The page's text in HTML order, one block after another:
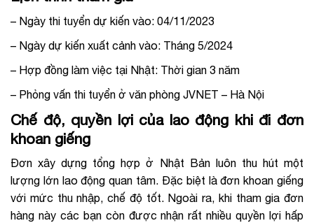
– Ngày thi tuyển dự kiến vào: 04/11/2023
– Ngày dự kiến xuất cảnh vào: Tháng 5/2024
– Hợp đồng làm việc tại Nhật: Thời gian 3 năm
– Phỏng vấn thi tuyển ở văn phòng JVNET – Hà Nội
Chế độ, quyền lợi của lao động khi đi đơn
khoan giếng
Đơn xây dựng tổng hợp ở Nhật Bản luôn thu hút một
lượng lớn lao động quan tâm. Đặc biệt là đơn khoan giếng
với mức thu nhập, chế độ tốt. Ngoài ra, khi tham gia đơn
hàng này các bạn còn được nhận rất nhiều quyền lợi hấp